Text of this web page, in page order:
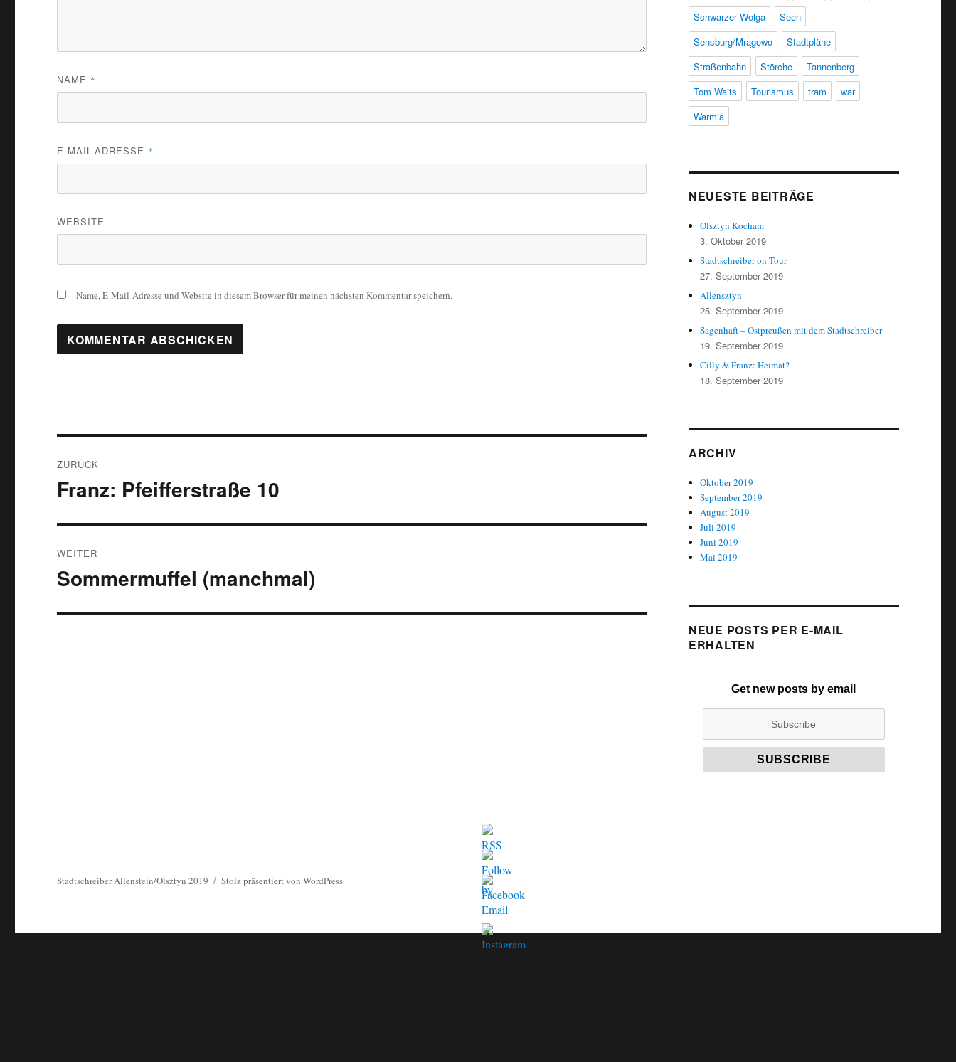
NAME *
E-MAIL-ADRESSE *
WEBSITE
Name, E-Mail-Adresse und Website in diesem Browser für meinen nächsten Kommentar speichern.
ZURÜCK
Vorheriger
Franz: Pfeifferstraße 10
WEITER
Nächster
Sommermuffel (manchmal)
Schwarzer Wolga
Seen
Sensburg/Mrągowo
Stadtpläne
Straßenbahn
Störche
Tannenberg
Tom Waits
Tourismus tram
war
Warmia
NEUESTE BEITRÄGE
Olsztyn Kocham
3. Oktober 2019
Stadtschreiber on Tour
27. September 2019
Allensztyn
25. September 2019
Sagenhaft – Ostpreußen mit dem Stadtschreiber
19. September 2019
Cilly & Franz: Heimat?
18. September 2019
ARCHIV
Oktober 2019
September 2019
August 2019
Juli 2019
Juni 2019
Mai 2019
NEUE POSTS PER E-MAIL
ERHALTEN
Get new posts by email
Stadtschreiber Allenstein/Olsztyn 2019 Stolz präsentiert von WordPress